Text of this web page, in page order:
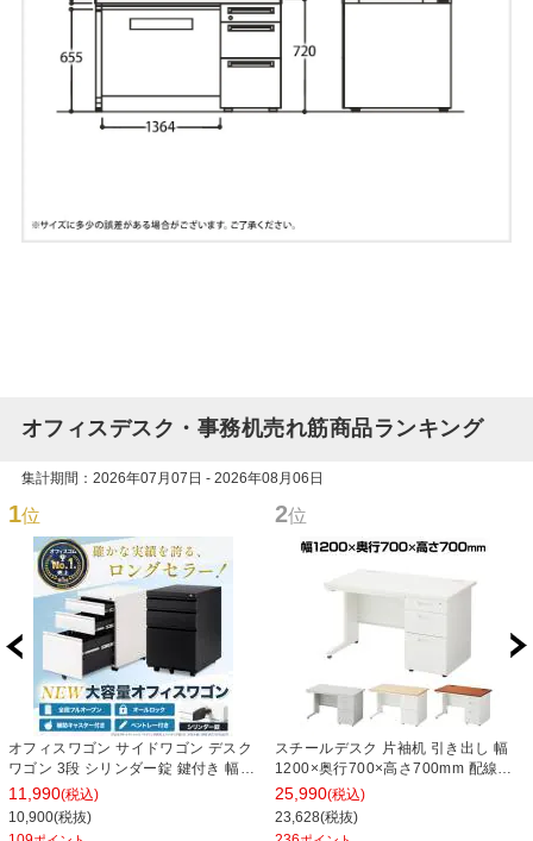
オフィスデスク・事務机売れ筋商品ランキング
集計期間：2026年07月07日 - 2026年08月06日
1位
オフィスワゴン サイドワゴン デスク
ワゴン 3段 シリンダー錠 鍵付き 幅
390×奥行510×高さ600mm【ホワイ
ト・ブラック】
11,990(税込)
10,900(税抜)
2位
スチールデスク 片袖机 引き出し 幅
1200×奥行700×高さ700mm 配線穴
事務机 ビジネスデスク
25,990(税込)
23,628(税抜)